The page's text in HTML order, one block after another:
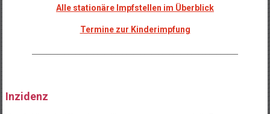
Alle stationäre Impfstellen im Überblick
Termine zur Kinderimpfung
Inzidenz